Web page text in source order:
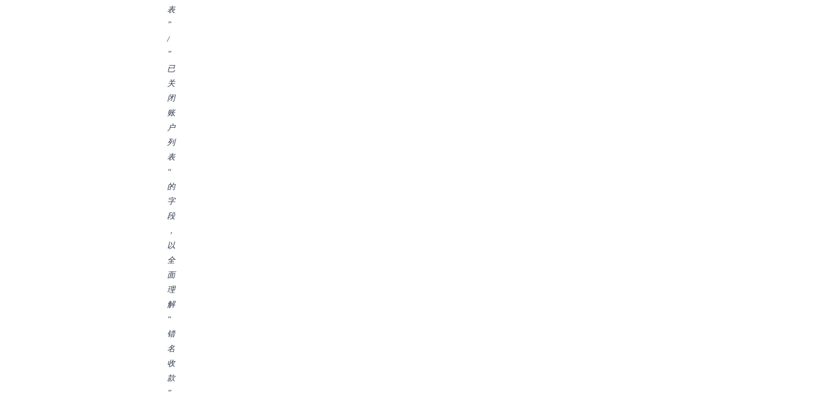
表
”
/
”
已
关
闭
账
户
列
表
“
的
字
段
，
以
全
面
理
解
“
错
名
收
款
”